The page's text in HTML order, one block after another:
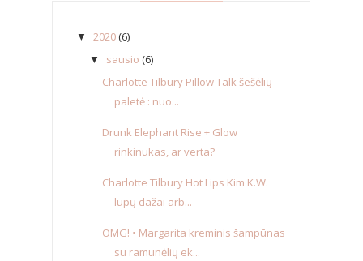
▼ 2020 (6)
▼ sausio (6)
Charlotte Tilbury Pillow Talk šešėlių
paletė : nuo...
Drunk Elephant Rise + Glow
rinkinukas, ar verta?
Charlotte Tilbury Hot Lips Kim K.W.
lūpų dažai arb...
OMG! • Margarita kreminis šampūnas
su ramunėlių ek...